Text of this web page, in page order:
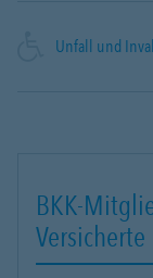
Unfall und
BKK-
Versicherte